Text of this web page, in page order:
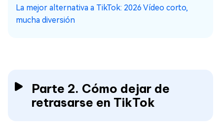
La mejor alternativa a TikTok: 2026 Vídeo corto,
mucha diversión
Parte 2. Cómo dejar de
retrasarse en TikTok